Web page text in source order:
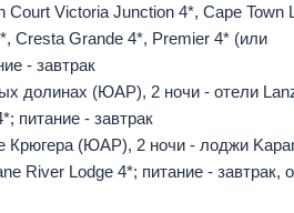
Court Victoria Junction 4*, Cape Town
Cresta Grande 4*, Premier 4* (или
- завтрак
долинах (ЮАР), 2 ночи - отели
питание - завтрак
Крюгера (ЮАР), 2 ночи - лоджи
River Lodge 4*; питание - завтрак,